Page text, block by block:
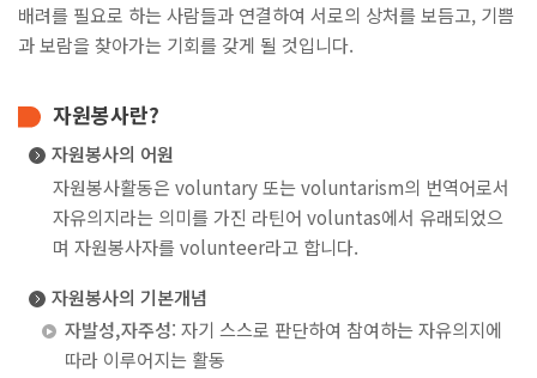
Pride of DDU
교육품질인증
전문대학기관평가인증
교육기부우수기관인증
홍보영상
배려를 필요로 하는 사람들과 연결하여 서로의 상처를 보듬고, 기쁨
과 보람을 찾아가는 기회를 갖게 될 것입니다.
자원봉사란?
자원봉사의 어원
자원봉사활동은 voluntary 또는 voluntarism의 번역어로서
자유의지라는 의미를 가진 라틴어 voluntas에서 유래되었으
며 자원봉사자를 volunteer라고 합니다.
자원봉사의 기본개념
자발성,자주성: 자기 스스로 판단하여 참여하는 자유의지에
따라 이루어지는 활동